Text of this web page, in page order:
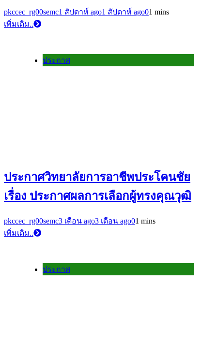
pkccec_rg00semc1 สัปดาห์ ago1 สัปดาห์ ago01 mins
เพิ่มเติม..
ประกาศ
ประกาศวิทยาลัยการอาชีพประโคนชัย
เรื่อง ประกาศผลการเลือกผู้ทรงคุณวุฒิ
pkccec_rg00semc3 เดือน ago3 เดือน ago01 mins
เพิ่มเติม..
ประกาศ